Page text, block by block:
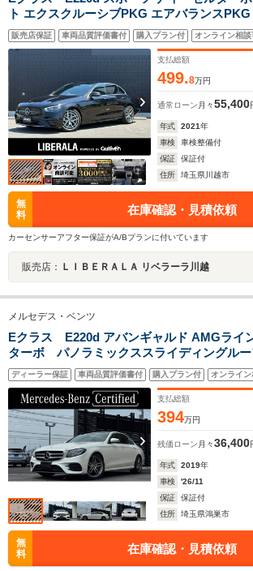
ト エクスクルーシブPKG エアバランス
リアPKG サンルーフ HUD Burmester カー
グTV ACC 純正ナビ ワイヤレスチャージン
クドア 360度カメラ ドライブレコーダー ETC
販売店保証 車両品質評価書付 購入プラン付 オンライン相談
支払総額
499.8万円
通常ローン 月々55,400
年式 2021年
車検
車検整備付
保証
保証付
住所
埼玉県川越市
無
料
在庫確認・見積依頼
カーセンサーアフター保証がA/Bプランに付いています
販売店： ＬＩＢＥＲＡＬＡ リベラーラ川越
メルセデス・ベンツ
Eクラス E220d アバンギャルド AMGライ
ターボ パノラミックススライディングルー
AMGラインホイール/レザーARTICOダッシ
ディーラー保証 車両品質評価書付 購入プラン付 オンライン
支払総額
394万円
残価ローン 月々36,400
年式 2019年
車検
'26/11
保証
保証付
住所
埼玉県鴻巣市
無
料
在庫確認・見積依頼